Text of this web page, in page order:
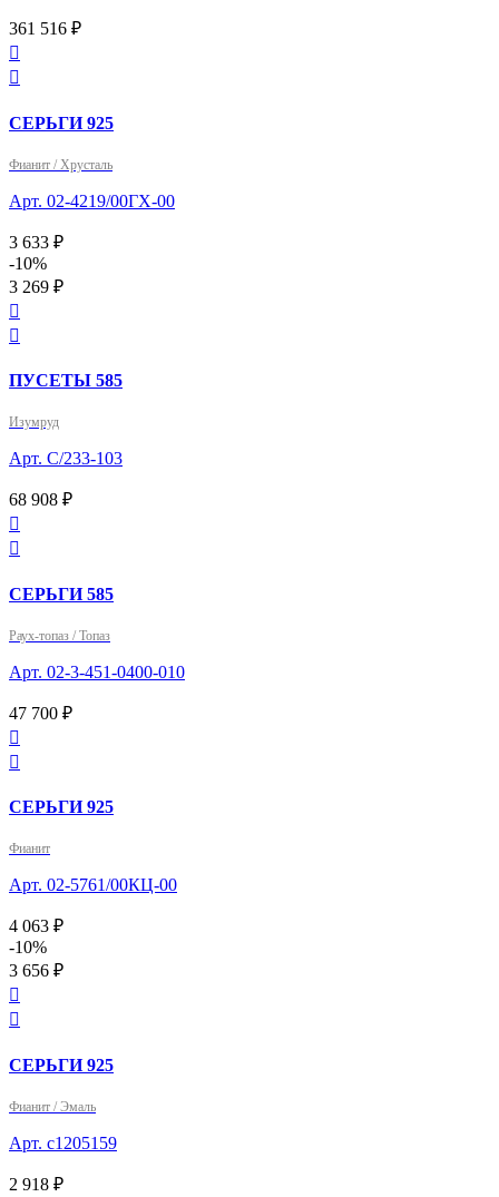
361 516 ₽


СЕРЬГИ 925
Фианит / Хрусталь
Арт. 02-4219/00ГХ-00
3 633 ₽
-10%
3 269 ₽


ПУСЕТЫ 585
Изумруд
Арт. С/233-103
68 908 ₽


СЕРЬГИ 585
Раух-топаз / Топаз
Арт. 02-3-451-0400-010
47 700 ₽


СЕРЬГИ 925
Фианит
Арт. 02-5761/00КЦ-00
4 063 ₽
-10%
3 656 ₽


СЕРЬГИ 925
Фианит / Эмаль
Арт. с1205159
2 918 ₽